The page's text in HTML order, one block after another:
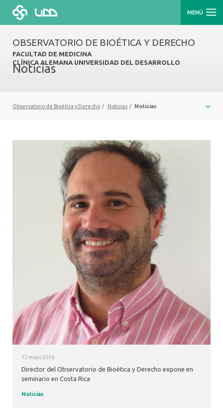
MENÚ
OBSERVATORIO DE BIOÉTICA Y DERECHO
FACULTAD DE MEDICINA
CLÍNICA ALEMANA UNIVERSIDAD DEL DESARROLLO
Noticias
Observatorio de Bioética y Derecho / Noticias / Noticias
12 mayo 2016
Director del Observatorio de Bioética y Derecho expone en
seminario en Costa Rica
Noticias